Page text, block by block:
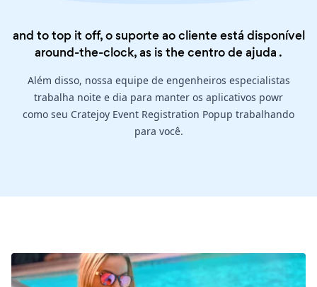
and to top it off, o suporte ao cliente está disponível
around-the-clock, as is thecentro de ajuda .
Além disso, nossa equipe de engenheiros especialistas
trabalha noite e dia para manter os aplicativos powr
como seu Cratejoy Event Registration Popup trabalhando
para você.